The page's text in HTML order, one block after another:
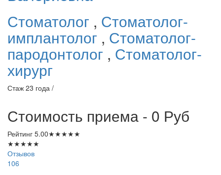
Стоматолог , Стоматолог-
имплантолог , Стоматолог-
пародонтолог , Стоматолог-
хирург
Стаж 23 года /
Стоимость приема - 0 Руб
Рейтинг 5.00★★★★★
★★★★★
Отзывов
106